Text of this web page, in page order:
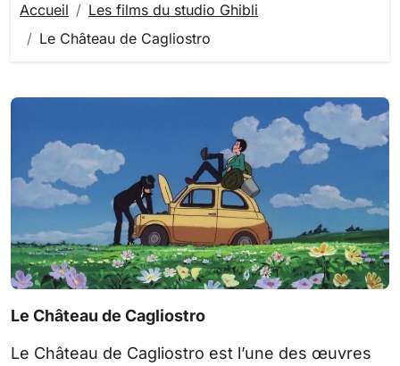
Accueil
Les films du studio Ghibli
Le Château de Cagliostro
Le Château de Cagliostro
Le Château de Cagliostro est l’une des œuvres